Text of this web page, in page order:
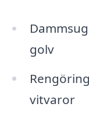
golv
vitvaror